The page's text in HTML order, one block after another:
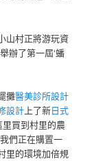
山村正將游玩資
辦了第一屆‘蟠
攤醫美診所設計
設計 上了新日式
買到村里的農
們正在購置一
里的環境加倍規